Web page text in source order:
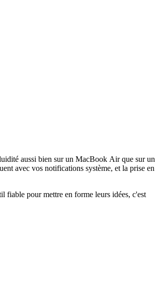
aussi bien sur un MacBook Air que sur un
avec vos notifications système, et la prise en
fiable pour mettre en forme leurs idées, c'est